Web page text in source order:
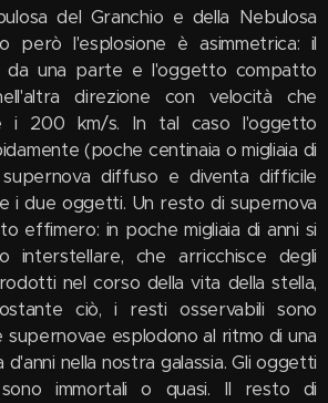
del Granchio e della Nebulosa
però l'esplosione è asimmetrica: il
da una parte e l'oggetto compatto
direzione con velocità che
i 200 km/s. In tal caso l'oggetto
(poche centinaia o migliaia di
diffuso e diventa difficile
i due oggetti. Un resto di supernova
effimero: in poche migliaia di anni si
interstellare, che arricchisce degli
nel corso della vita della stella,
ciò, i resti osservabili sono
supernovae esplodono al ritmo di una
d'anni nella nostra galassia. Gli oggetti
immortali o quasi. Il resto di